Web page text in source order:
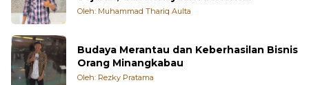
Oleh: Muhammad Thariq Aulta
Budaya Merantau dan Keberhasilan Bisnis
Orang Minangkabau
Oleh: Rezky Pratama